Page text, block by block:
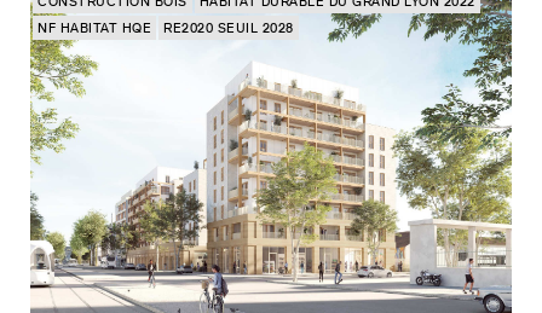
NF HABITAT HQE
RE2020 SEUIL 2028